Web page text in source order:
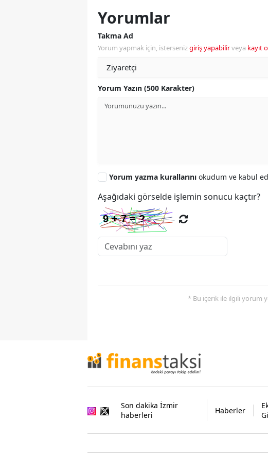
Yorumlar
Takma Ad
Yorum yapmak için, istersenizgiriş yapabilirveya kayıt
Yorum Yazın (500 Karakter)
Yorum yazma kurallarını okudum ve kabul
Aşağıdaki görselde işlemin sonucu kaçtır?
* Bu içerik ile ilgili yorum
Son dakika İzmir
haberleri
Haberler